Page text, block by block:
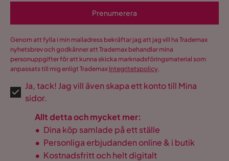
Prenumerera
Genom att fylla i min mailadress bekräftar jag att jag vill ha Trademax
nyhetsbrev och godkänner att Trademax behandlar mina
personuppgifter för att kunna skicka marknadsföringsmaterial som
anpassats till mig enligt Trademax Integritetspolicy.
Ja, tack! Jag vill även skapa ett konto till Mina
sidor.
Allt detta och mycket mer:
• Dina köp samlade på ett ställe
• Personliga erbjudanden online & i butik
• Kostnadsfritt och helt digitalt